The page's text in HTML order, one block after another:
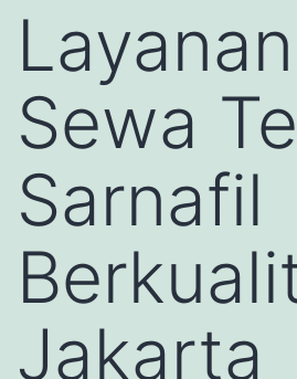
Layanan
Sewa
Sarnafil
Jakarta